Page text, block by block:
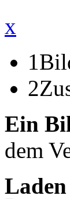
x
1
2
Ein
dem